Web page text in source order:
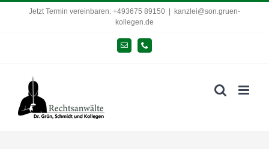
Jetzt Termin vereinbaren: +493675 89150
kanzlei@son.gruen-
kollegen.de
E-
Mail
Telefon